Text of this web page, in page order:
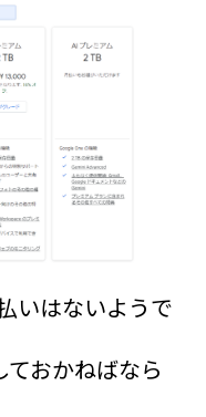
いはないようで
おかねばなら